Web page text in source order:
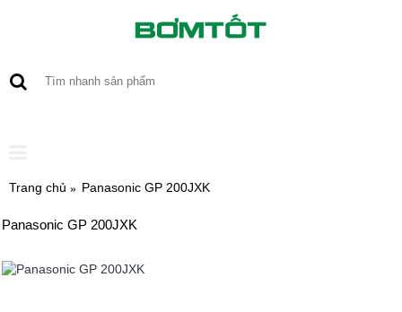
Trang chủ Panasonic GP 200JXK
Panasonic GP 200JXK